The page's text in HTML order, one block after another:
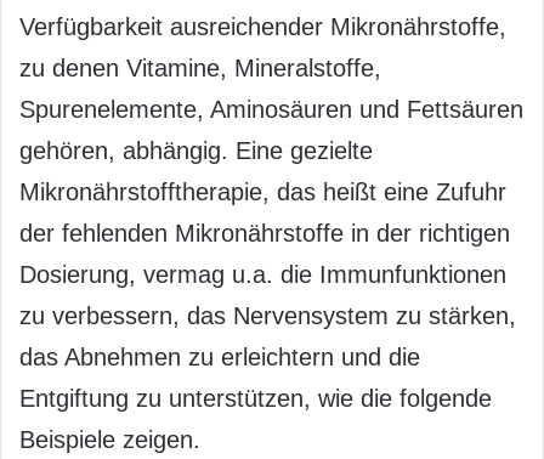
Verfügbarkeit ausreichender Mikronährstoffe,
zu denen Vitamine, Mineralstoffe,
Spurenelemente, Aminosäuren und Fettsäuren
gehören, abhängig. Eine gezielte
Mikronährstofftherapie, das heißt eine Zufuhr
der fehlenden Mikronährstoffe in der richtigen
Dosierung, vermag u.a. die Immunfunktionen
zu verbessern, das Nervensystem zu stärken,
das Abnehmen zu erleichtern und die
Entgiftung zu unterstützen, wie die folgende
Beispiele zeigen.